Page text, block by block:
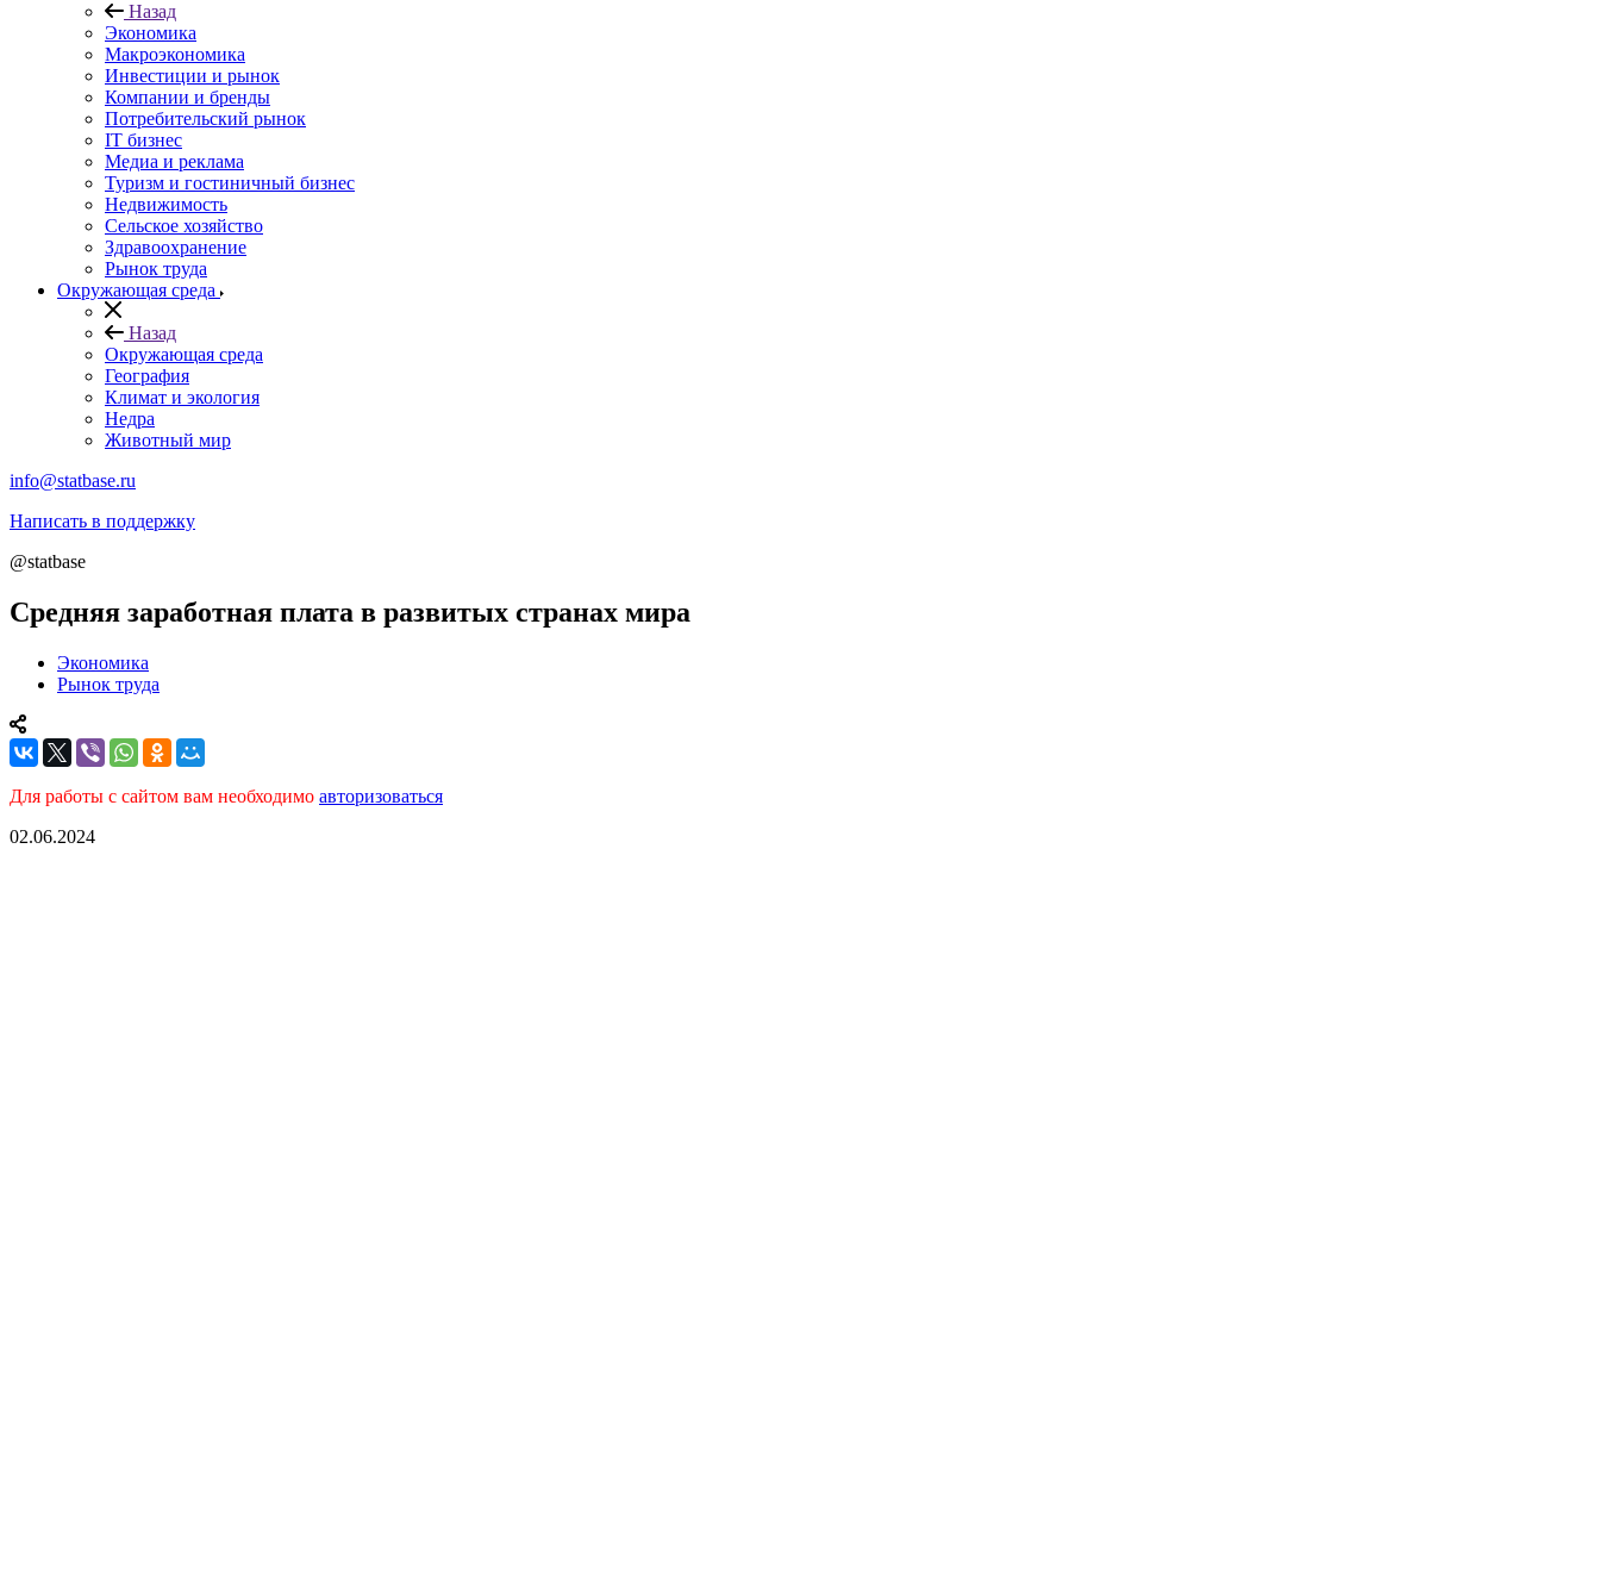
Назад
Экономика
Макроэкономика
Инвестиции и рынок
Компании и бренды
Потребительский рынок
IT бизнес
Медиа и реклама
Туризм и гостиничный бизнес
Недвижимость
Сельское хозяйство
Здравоохранение
Рынок труда
Окружающая среда
Назад
Окружающая среда
География
Климат и экология
Недра
Животный мир
info@statbase.ru
Написать в поддержку
@statbase
Средняя заработная плата в развитых странах мира
Экономика
Рынок труда
Для работы с сайтом вам необходимо авторизоваться
02.06.2024